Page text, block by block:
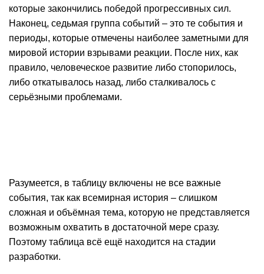
которые закончились победой прогрессивных сил.
Наконец, седьмая группа событий – это те события и
периоды, которые отмечены наиболее заметными для
мировой истории взрывами реакции. После них, как
правило, человеческое развитие либо стопорилось,
либо откатывалось назад, либо сталкивалось с
серьёзными проблемами.
Разумеется, в таблицу включены не все важные
события, так как всемирная история – слишком
сложная и объёмная тема, которую не представляется
возможным охватить в достаточной мере сразу.
Поэтому таблица всё ещё находится на стадии
разработки.